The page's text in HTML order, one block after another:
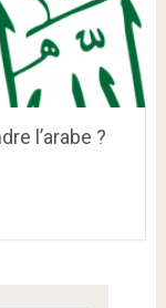
l’arabe ?